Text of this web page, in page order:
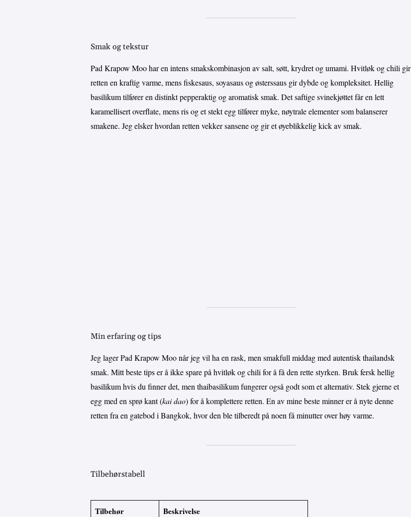
Smak og tekstur
Pad Krapow Moo har en intens smakskombinasjon av salt, søtt, krydret og umami. Hvitløk og chili gir
retten en kraftig varme, mens fiskesaus, soyasaus og østerssaus gir dybde og kompleksitet. Hellig
basilikum tilfører en distinkt pepperaktig og aromatisk smak. Det saftige svinekjøttet får en lett
karamellisert overflate, mens ris og et stekt egg tilfører myke, nøytrale elementer som balanserer
smakene. Jeg elsker hvordan retten vekker sansene og gir et øyeblikkelig kick av smak.
Min erfaring og tips
Jeg lager Pad Krapow Moo når jeg vil ha en rask, men smakfull middag med autentisk thailandsk
smak. Mitt beste tips er å ikke spare på hvitløk og chili for å få den rette styrken. Bruk fersk hellig
basilikum hvis du finner det, men thaibasilikum fungerer også godt som et alternativ. Stek gjerne et
egg med en sprø kant (kai dao) for å komplettere retten. En av mine beste minner er å nyte denne
retten fra en gatebod i Bangkok, hvor den ble tilberedt på noen få minutter over høy varme.
Tilbehørstabell
Tilbehør Beskrivelse